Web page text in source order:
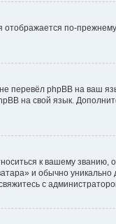
по-
перевёл phpBB на ваш
на свой язык.
к вашему
и обычно
с